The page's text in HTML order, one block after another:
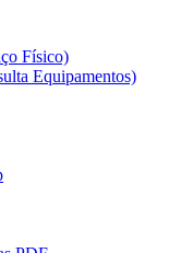
Físico)
Equipamentos)